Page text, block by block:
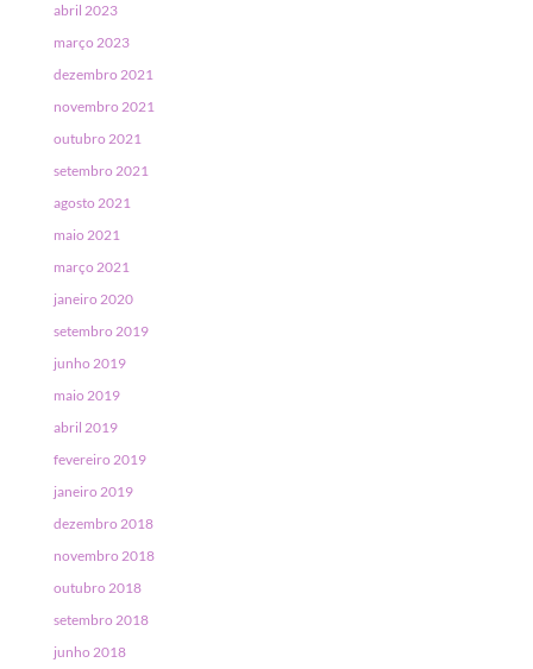
abril 2023
março 2023
dezembro 2021
novembro 2021
outubro 2021
setembro 2021
agosto 2021
maio 2021
março 2021
janeiro 2020
setembro 2019
junho 2019
maio 2019
abril 2019
fevereiro 2019
janeiro 2019
dezembro 2018
novembro 2018
outubro 2018
setembro 2018
junho 2018